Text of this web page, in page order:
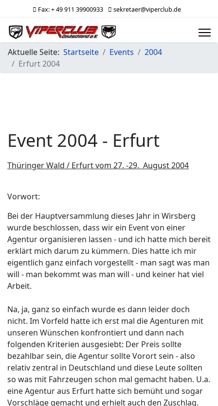
Fax: + 49 911 39900933 sekretaer@viperclub.de
Aktuelle Seite: Startseite Events
2004
Erfurt 2004
Event 2004 - Erfurt
Thüringer Wald / Erfurt vom 27. -29. August 2004
Vorwort:
Bei der Hauptversammlung dieses Jahr in Wirsberg
wurde beschlossen, dass wir ein Event von einer
Agentur organisieren lassen - und ich hatte mich bereit
erklärt mich darum zu kümmern. Dies hatte ich mir
eigentlich ganz einfach vorgestellt - man sagt was man
will - man bekommt was man will - und keiner hat viel
Arbeit.
Na, ja, ganz so einfach wurde es dann leider doch
nicht. Im Vorfeld hatte ich erst mal die Agenturen mit
unseren Wünschen konfrontiert und dann nach
folgenden Kriterien ausgesiebt: Der Preis sollte
bezahlbar sein, die Agentur sollte Vorort sein - also
relativ zentral in Deutschland und diese Leute sollten
so was mit Fahrzeugen schon mal gemacht haben. U.a.
eine Agentur aus Erfurt hatte sich bemüht und sogar
Vorschläge gemacht und erhielt auch den Zuschlag.